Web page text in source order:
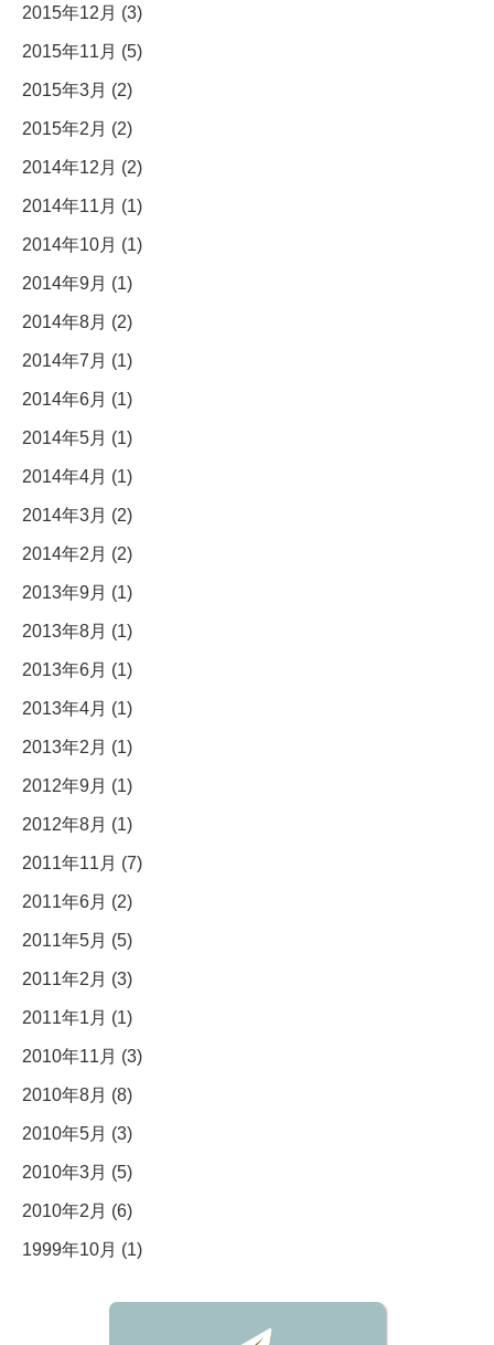
2015年12月 (3)
2015年11月 (5)
2015年3月 (2)
2015年2月 (2)
2014年12月 (2)
2014年11月 (1)
2014年10月 (1)
2014年9月 (1)
2014年8月 (2)
2014年7月 (1)
2014年6月 (1)
2014年5月 (1)
2014年4月 (1)
2014年3月 (2)
2014年2月 (2)
2013年9月 (1)
2013年8月 (1)
2013年6月 (1)
2013年4月 (1)
2013年2月 (1)
2012年9月 (1)
2012年8月 (1)
2011年11月 (7)
2011年6月 (2)
2011年5月 (5)
2011年2月 (3)
2011年1月 (1)
2010年11月 (3)
2010年8月 (8)
2010年5月 (3)
2010年3月 (5)
2010年2月 (6)
1999年10月 (1)